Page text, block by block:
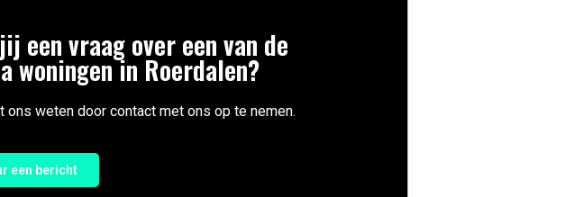
een vraag over een van de
woningen in Roerdalen?
ons weten door contact met ons op te nemen.
een bericht